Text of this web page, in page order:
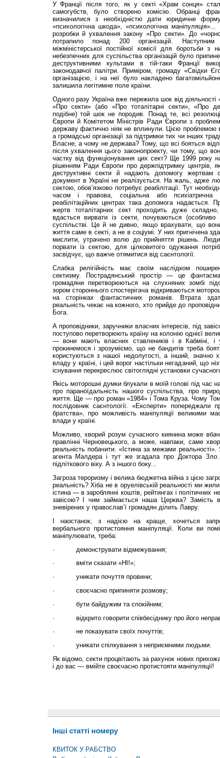
У Франції після того, як у секті «Храм сонця»
самогубств, було створено комісію. Обранці
визначилися з необхідністю дати юридичне
«психологічна шкода», «психологічна
розробки й ухвалення закону «Про секти». До
потрапило понад 200 організацій.
міжміністерської постійної комісії для боротьби з
небезпечних для суспільства організацій було
деструктивними культами в тій-таки Франції
законодавчої палітри. Приміром, громаду «Свідки
організацією, і на неї було накладено
залишила легітимне поле країни.
Одного разу Україна вже пережила шок від діяльності
«Про секти» (або «Про тоталітарні секти», «Про
подібне) той шок не породив. Понад те, всі
Європи й Комітетом Міністрів Ради Європи з
державу фактично ніяк не вплинули. Цією проблемою
а громадські організації за підтримки тих чи інших
Власне, а чому не держава? Тому, що всі бояться
після ухвалення цього законопроекту, чи тому, що
частку від функціонування цих сект? Ще 1999 року
рішенням Ради Європи про держпідтримку центрів,
деструктивні секти й надають допомогу жертвам
документ в Україні не реалізується. На жаль, адже
сектою, обов’язково потребує реабілітації. Тут
часом і правова, соціальна або психіатрична
реабілітаційних центрах така допомога надається.
жертв тоталітарних сект проходить дуже
вдасться вирвати із секти, почуваються
суспільстві. Це й не дивно, якщо врахувати, що
життя саме в секті, а не в соціумі. У них пригнічена
мислити, утрачено волю до прийняття рішень.
порвати із сектою, для цілковитого одужання
засвідчує, що важче отямитися від саєнтології.
Слабка релігійність має своїм наслідком
сектизму. Пострадянський простір — це
громадяни перетворюються на слухняних зомбі
зором стороннього спостерігача відкриваються
на сторінках фантастичних романів. Втрата
реальність чекає на кожного, хто прийде до
Бога.
А проповідники, заручники власних інтересів, під
поступово перетворюють країну на колонію однієї
— вони мають власних ставлеників і в Кабміні,
прокинемося і зрозуміємо, що не бандитів треба
користуються з нашої недолугості, а інший, значно
владу у країні, і цей ворог настільки негаданий, що
існування перекреслює світоглядні установки
Якісь моторошні думки блукали в моїй голові під час
про параноїдальність нашого суспільства, про
життя. Ще — про роман «1984» і Тома Круза. Чому
послідовник саєнтології. «Експерти» попереджали
братства», про можливість маніпуляції великими
влади у країні.
Можливо, хворий розум сучасного киянина може
правлінні Черновецького, а може, навпаки, саме
реальність побачити. «Істина за межами
агента Малдера і тут же згадала про Доктора Зло.
підліткового віку. А з іншого боку...
Загроза тероризму і велика бюджетна війна з цією
реальність? Хіба не в оруелівській реальності ми
істина — в зароблянні коштів, рейтингах і політичних
завісою? І чим займається наша Церква? Замість
зневірених у православ’ї громадян ділить Лавру.
І наостанок, з надією на краще, хочеться
вербального протистояння маніпуляції. Коли ви
маніпулювати, треба:
· демонструвати відмежування;
· вміти сказати «НІ!»;
· уникати почуття провини;
· своєчасно припиняти розмову;
· бути байдужим та спокійним;
· відкрито говорити співбесіднику про його
· не показувати своїх почуттів;
· уникати спілкування з неприємними людьми.
Як відомо, секти процвітають за рахунок нових
і до вас — вмійте своєчасно протистояти маніпуляції!
Інші статті номеру
КВИТОК У РАБСТВО